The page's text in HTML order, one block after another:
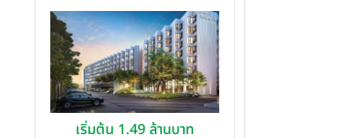
เริ่มต้น 1.49 ล้านบาท